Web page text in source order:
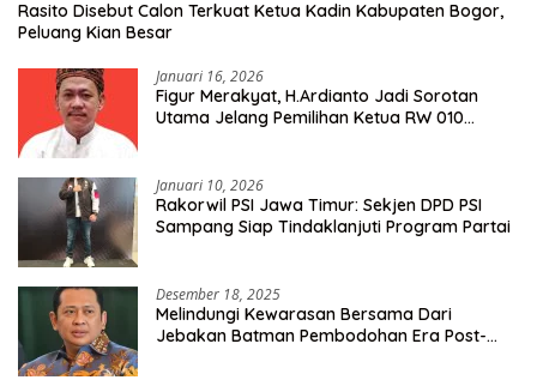
Rasito Disebut Calon Terkuat Ketua Kadin Kabupaten Bogor,
Peluang Kian Besar
Januari 16, 2026
Figur Merakyat, H.Ardianto Jadi Sorotan
Utama Jelang Pemilihan Ketua RW 010
Januari 10, 2026
Rakorwil PSI Jawa Timur: Sekjen DPD PSI
Sampang Siap Tindaklanjuti Program Partai
Desember 18, 2025
Melindungi Kewarasan Bersama Dari
Jebakan Batman Pembodohan Era Post-